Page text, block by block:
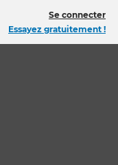
Se connecter
Essayez gratuitement !